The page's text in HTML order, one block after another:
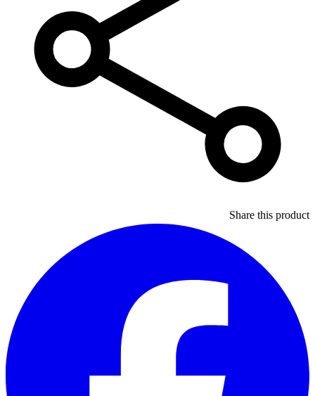
Share this product